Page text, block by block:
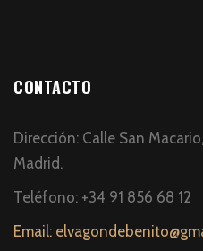
CONTACTO
Dirección: Calle San
Madrid.
Teléfono: +34 91 856 68 12
Email: